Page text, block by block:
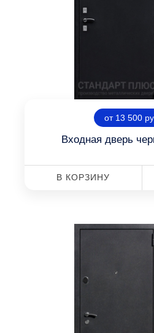
от 13 500
Входная дверь
В КОРЗИНУ